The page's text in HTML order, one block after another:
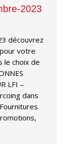
2023
découvrez
votre
le choix de
LFI –
dans